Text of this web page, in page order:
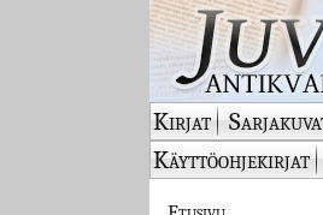
Kirjat
Käyttöohjekirjat